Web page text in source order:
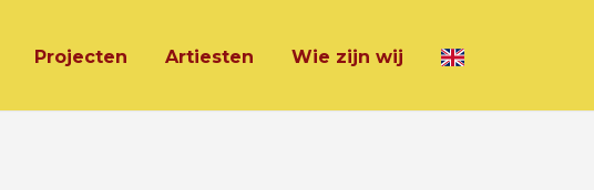
Projecten Artiesten Wie zijn wij